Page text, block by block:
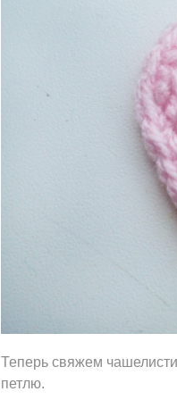
Теперь свяжем
петлю.